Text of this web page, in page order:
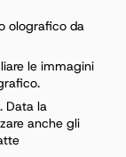
olografico da
le immagini
Data la
anche gli